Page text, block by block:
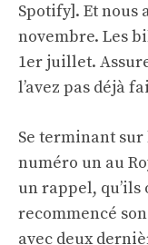
Spotify]. Et nous
novembre. Les
1er juillet.
l’avez pas déjà
Se terminant sur
numéro un au
un rappel, qu’ils
recommencé
avec deux